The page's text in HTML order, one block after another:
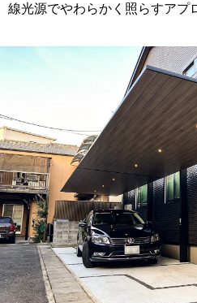
線光源でやわらかく照らすアプ